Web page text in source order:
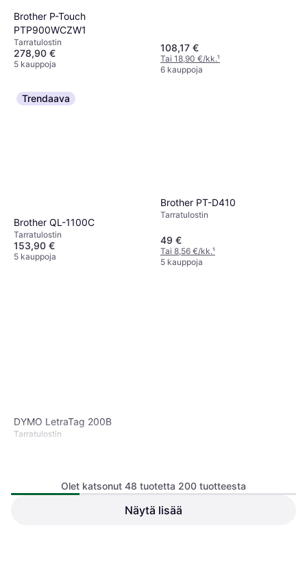
Brother P-Touch
PTP900WCZW1
Tarra­tulostin
278,90 €
5 kauppoja
108,17 €
Tai 18,90 €/kk.¹
6 kauppoja
Trendaava
Brother QL-1100C
Tarra­tulostin
153,90 €
5 kauppoja
Brother PT-D410
Tarra­tulostin
49 €
Tai 8,56 €/kk.¹
5 kauppoja
DYMO LetraTag 200B
Tarra­tulostin
Olet katsonut 48 tuotetta 200 tuotteesta
Näytä lisää